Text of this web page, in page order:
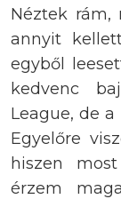
Néztek rám,
annyit
egyből
kedvenc
League, de
Egyelőre
hiszen
érzem